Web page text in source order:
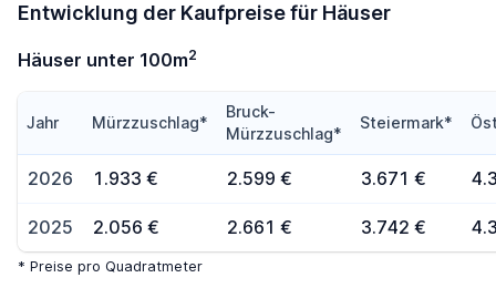
Entwicklung der Kaufpreise für Häuser
Häuser unter 100m2
Jahr Mürzzuschlag*
Bruck-
Mürzzuschlag*
Steiermark*
2026 1.933 € 2.599 € 3.671 €
2025 2.056 € 2.661 € 3.742 €
* Preise pro Quadratmeter